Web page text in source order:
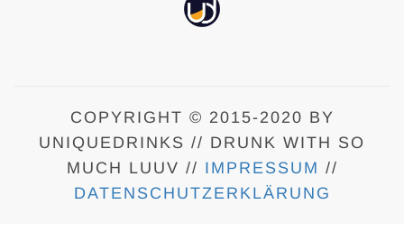
COPYRIGHT © 2015-2020 BY
UNIQUEDRINKS // DRUNK WITH SO
MUCH LUUV // IMPRESSUM //
DATENSCHUTZERKLÄRUNG